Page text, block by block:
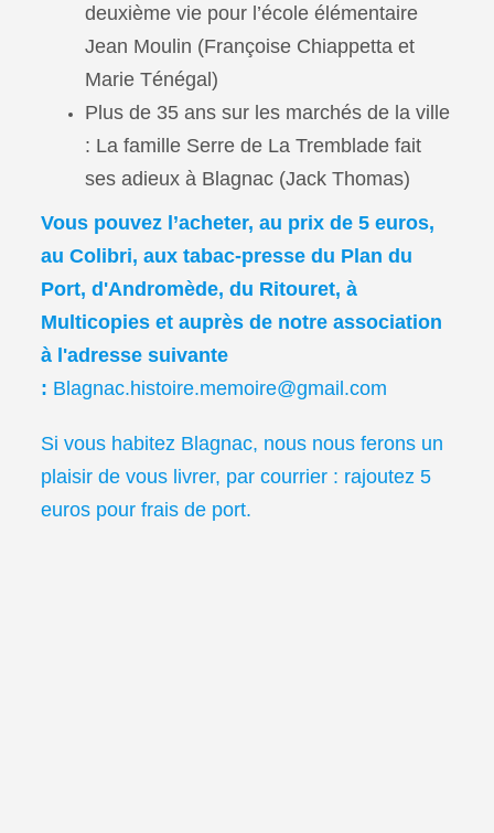
deuxième vie pour l’école élémentaire
Jean Moulin (Françoise Chiappetta et
Marie Ténégal)
Plus de 35 ans sur les marchés de la ville
: La famille Serre de La Tremblade fait
ses adieux à Blagnac (Jack Thomas)
Vous pouvez l’acheter, au prix de 5 euros,
au Colibri, aux tabac-presse du Plan du
Port, d'Andromède, du Ritouret, à
Multicopies et auprès de notre association
à l'adresse suivante
: Blagnac.histoire.memoire@gmail.com
Si vous habitez Blagnac, nous nous ferons un
plaisir de vous livrer, par courrier : rajoutez 5
euros pour frais de port.